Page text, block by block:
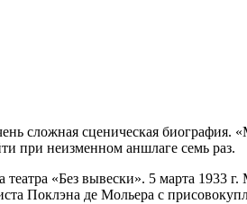
сложная сценическая
при неизменном аншлаге семь раз.
«Без вывески». 5 марта 1933
Поклэна де Мольера с